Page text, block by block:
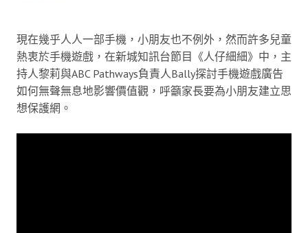
現在幾乎人人一部手機，小朋友也不例外，然而許多兒童
熱衷於手機遊戲，在新城知訊台節目《人仔細細》中，主
持人黎莉與ABC Pathways負責人Bally探討手機遊戲廣告
如何無聲無息地影響價值觀，呼籲家長要為小朋友建立思
想保護網。